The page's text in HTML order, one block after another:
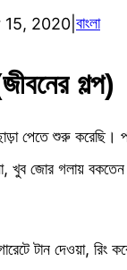
15, 2020 বাংলা
গল্প)
পেতে শুরু করেছি।
খুব জোর গলায়
টান দেওয়া, রিং